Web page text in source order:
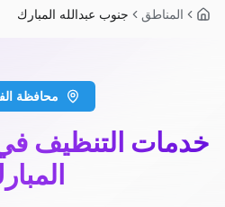
المناطق جنوب عبدالله المبارك
محافظة
خدمات التنظيف